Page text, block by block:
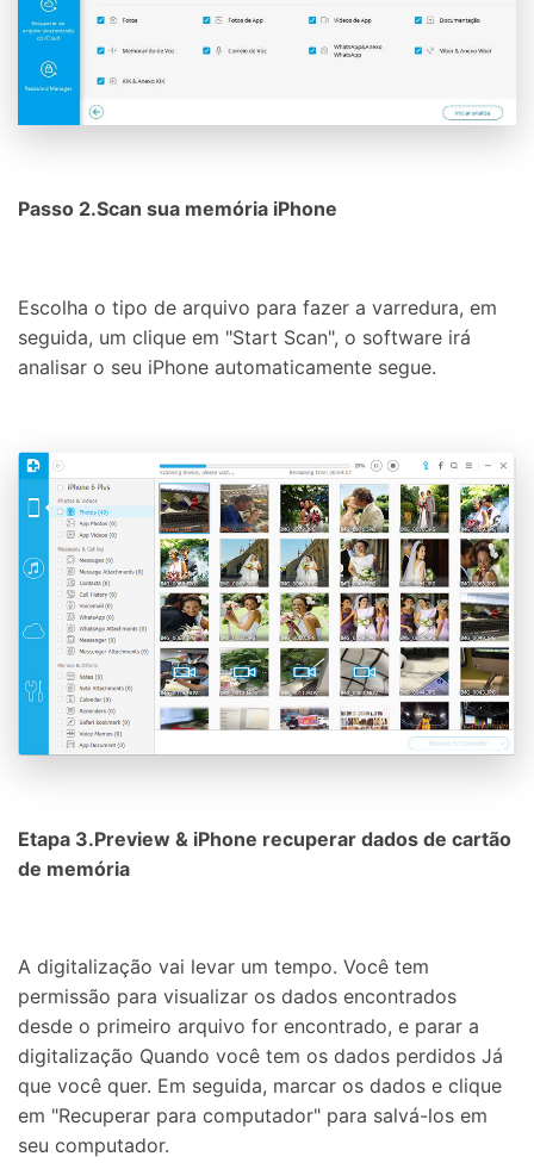
Passo 2.Scan sua memória iPhone
Escolha o tipo de arquivo para fazer a varredura, em
seguida, um clique em "Start Scan", o software irá
analisar o seu iPhone automaticamente segue.
Etapa 3.Preview & iPhone recuperar dados de cartão
de memória
A digitalização vai levar um tempo. Você tem
permissão para visualizar os dados encontrados
desde o primeiro arquivo for encontrado, e parar a
digitalização Quando você tem os dados perdidos Já
que você quer. Em seguida, marcar os dados e clique
em "Recuperar para computador" para salvá-los em
seu computador.